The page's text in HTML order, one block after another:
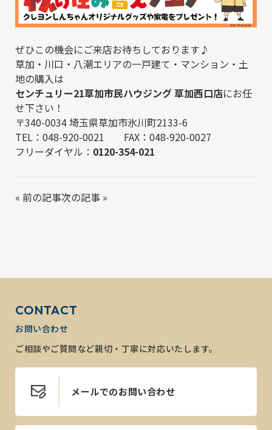
ぜひこの機会にご来店お待ちしております♪
草加・川口・八潮エリアの一戸建て・マンション・土
地の購入は
センチュリー21草加市民ハウジング 草加西口店にお任
せ下さい！
〒340-0034 埼玉県草加市氷川町2133-6
TEL：048-920-0021 FAX：048-920-0027
フリーダイヤル： 0120-354-021
« 前の記事次の記事 »
CONTACT
お問い合わせ
ご相談やご質問など親切・丁寧に対応いたします。
メールでのお問い合わせ